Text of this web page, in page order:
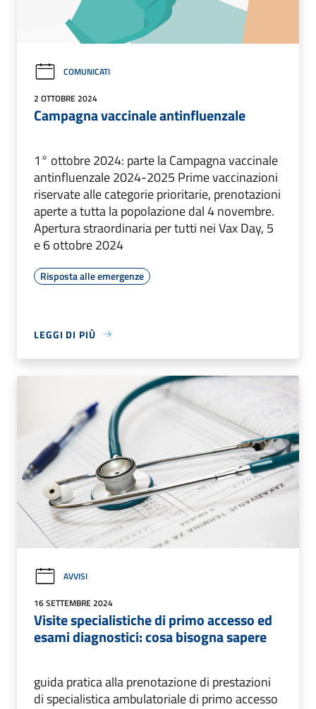
COMUNICATI
2 OTTOBRE 2024
Campagna vaccinale antinfluenzale
1° ottobre 2024: parte la Campagna vaccinale
antinfluenzale 2024-2025 Prime vaccinazioni
riservate alle categorie prioritarie, prenotazioni
aperte a tutta la popolazione dal 4 novembre.
Apertura straordinaria per tutti nei Vax Day, 5
e 6 ottobre 2024
Risposta alle emergenze
LEGGI DI PIÙ
AVVISI
16 SETTEMBRE 2024
Visite specialistiche di primo accesso ed
esami diagnostici: cosa bisogna sapere
guida pratica alla prenotazione di prestazioni
di specialistica ambulatoriale di primo accesso